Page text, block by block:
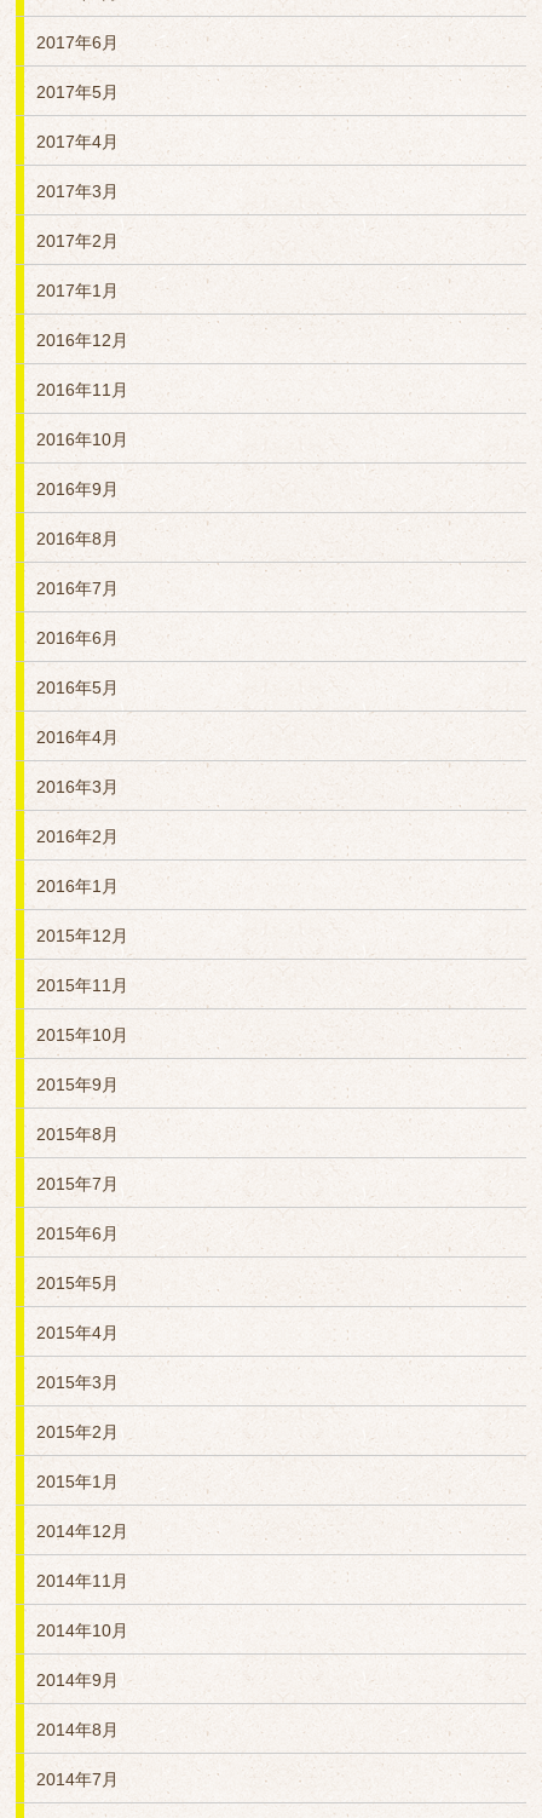
2017年6月
2017年5月
2017年4月
2017年3月
2017年2月
2017年1月
2016年12月
2016年11月
2016年10月
2016年9月
2016年8月
2016年7月
2016年6月
2016年5月
2016年4月
2016年3月
2016年2月
2016年1月
2015年12月
2015年11月
2015年10月
2015年9月
2015年8月
2015年7月
2015年6月
2015年5月
2015年4月
2015年3月
2015年2月
2015年1月
2014年12月
2014年11月
2014年10月
2014年9月
2014年8月
2014年7月